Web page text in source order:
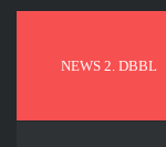
NEWS 2. DBBL